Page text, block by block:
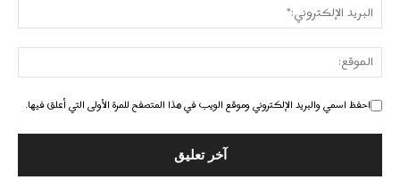
احفظ اسمي والبريد الإلكتروني وموقع الويب في هذا المتصفح للمرة الأولى التي أعلق فيها.